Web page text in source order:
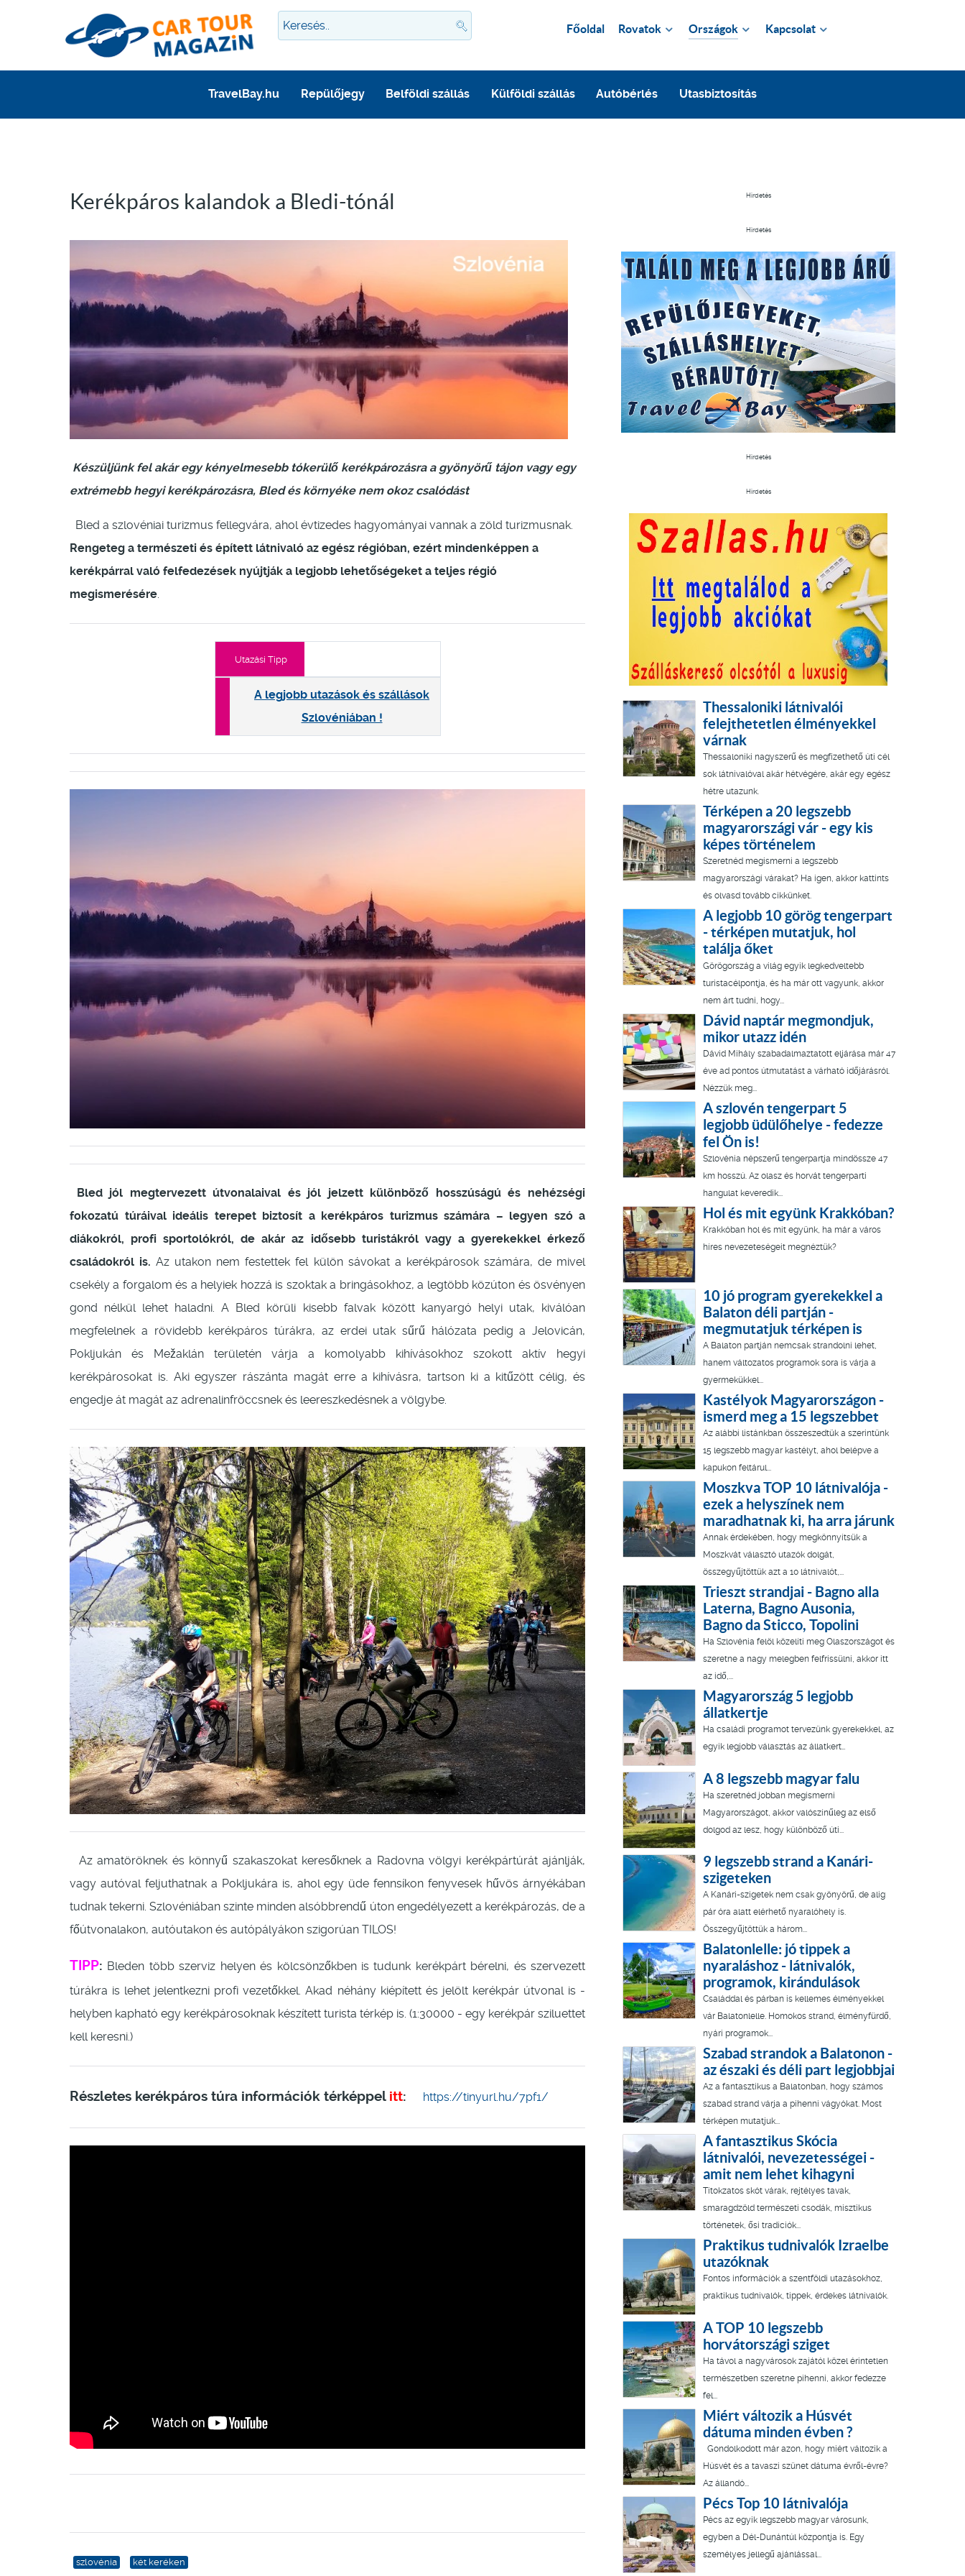
Főoldal Rovatok Országok Kapcsolat
TravelBay.hu Repülőjegy Belföldi szállás Külföldi szállás Autóbérlés Utasbiztosítás
Kerékpáros kalandok a Bledi-tónál
Készüljünk fel akár egy kényelmesebb tókerülő kerékpározásra a gyönyörű tájon vagy egy
extrémebb hegyi kerékpározásra, Bled és környéke nem okoz csalódást
Bled a szlovéniai turizmus fellegvára, ahol évtizedes hagyományai vannak a zöld turizmusnak.
Rengeteg a természeti és épített látnivaló az egész régióban, ezért mindenképpen a
kerékpárral való felfedezések nyújtják a legjobb lehetőségeket a teljes régió
megismerésére.
Utazási Tipp
A legjobb utazások és szállások
Szlovéniában !
Bled jól megtervezett útvonalaival és jól jelzett különböző hosszúságú és nehézségi
fokozatú túráival ideális terepet biztosít a kerékpáros turizmus számára – legyen szó a
diákokról, profi sportolókról, de akár az idősebb turistákról vagy a gyerekekkel érkező
családokról is. Az utakon nem festettek fel külön sávokat a kerékpárosok számára, de mivel
csekély a forgalom és a helyiek hozzá is szoktak a bringásokhoz, a legtöbb közúton és ösvényen
gond nélkül lehet haladni. A Bled körüli kisebb falvak között kanyargó helyi utak, kiválóan
megfelelnek a rövidebb kerékpáros túrákra, az erdei utak sűrű hálózata pedig a Jelovicán,
Pokljukán és Mežaklán területén várja a komolyabb kihívásokhoz szokott aktív hegyi
kerékpárosokat is. Aki egyszer rászánta magát erre a kihívásra, tartson ki a kitűzött célig, és
engedje át magát az adrenalinfröccsnek és leereszkedésnek a völgybe.
Az amatöröknek és könnyű szakaszokat keresőknek a Radovna völgyi kerékpártúrát ajánlják,
vagy autóval feljuthatnak a Pokljukára is, ahol egy üde fennsíkon fenyvesek hűvös árnyékában
tudnak tekerni. Szlovéniában szinte minden alsóbbrendű úton engedélyezett a kerékpározás, de a
főútvonalakon, autóutakon és autópályákon szigorúan TILOS!
TIPP: Bleden több szerviz helyen és kölcsönzőkben is tudunk kerékpárt bérelni, és szervezett
túrákra is lehet jelentkezni profi vezetőkkel. Akad néhány kiépített és jelölt kerékpár útvonal is -
helyben kapható egy kerékpárosoknak készített turista térkép is. (1:30000 - egy kerékpár sziluettet
kell keresni.)
Részletes kerékpáros túra információk térképpel itt: https://tinyurl.hu/7pf1/
szlovénia két keréken
Hirdetés
Hirdetés
Hirdetés
Hirdetés
Thessaloniki látnivalói
felejthetetlen élményekkel
várnak
Thessaloniki nagyszerű és megfizethető úti cél
sok látnivalóval akár hétvégére, akár egy egész
hétre utazunk.
Térképen a 20 legszebb
magyarországi vár - egy kis
képes történelem
Szeretnéd megismerni a legszebb
magyarországi várakat? Ha igen, akkor kattints
és olvasd tovább cikkünket.
A legjobb 10 görög tengerpart
- térképen mutatjuk, hol
találja őket
Görögország a világ egyik legkedveltebb
turistacélpontja, és ha már ott vagyunk, akkor
nem árt tudni, hogy...
Dávid naptár megmondjuk,
mikor utazz idén
Dávid Mihály szabadalmaztatott eljárása már 47
éve ad pontos útmutatást a várható időjárásról.
Nézzük meg...
A szlovén tengerpart 5
legjobb üdülőhelye - fedezze
fel Ön is!
Szlovénia népszerű tengerpartja mindössze 47
km hosszú. Az olasz és horvát tengerparti
hangulat keveredik...
Hol és mit együnk Krakkóban?
Krakkóban hol és mit együnk, ha már a város
híres nevezeteségeit megnéztük?
10 jó program gyerekekkel a
Balaton déli partján -
megmutatjuk térképen is
A Balaton partján nemcsak strandolni lehet,
hanem változatos programok sora is várja a
gyermekükkel...
Kastélyok Magyarországon -
ismerd meg a 15 legszebbet
Az alábbi listánkban összeszedtük a szerintünk
15 legszebb magyar kastélyt, ahol belépve a
kapukon feltárul...
Moszkva TOP 10 látnivalója -
ezek a helyszínek nem
maradhatnak ki, ha arra járunk
Annak érdekében, hogy megkönnyítsük a
Moszkvát választó utazók dolgát,
összegyűjtöttük azt a 10 látnivalót,...
Trieszt strandjai - Bagno alla
Laterna, Bagno Ausonia,
Bagno da Sticco, Topolini
Ha Szlovénia felöl közelíti meg Olaszországot és
szeretne a nagy melegben felfrissülni, akkor itt
az idő,...
Magyarország 5 legjobb
állatkertje
Ha családi programot tervezünk gyerekekkel, az
egyik legjobb választás az állatkert…
A 8 legszebb magyar falu
Ha szeretnéd jobban megismerni
Magyarországot, akkor valószínűleg az első
dolgod az lesz, hogy különböző úti...
9 legszebb strand a Kanári-
szigeteken
A Kanári-szigetek nem csak gyönyörű, de alig
pár óra alatt elérhető nyaralóhely is.
Összegyűjtöttük a három...
Balatonlelle: jó tippek a
nyaraláshoz - látnivalók,
programok, kirándulások
Családdal és párban is kellemes élményekkel
vár Balatonlelle. Homokos strand, élményfürdő,
nyári programok...
Szabad strandok a Balatonon -
az északi és déli part legjobbjai
Az a fantasztikus a Balatonban, hogy számos
szabad strand várja a pihenni vágyókat. Most
térképen mutatjuk...
A fantasztikus Skócia
látnivalói, nevezetességei -
amit nem lehet kihagyni
Titokzatos skót várak, rejtélyes tavak,
smaragdzöld természeti csodák, misztikus
történetek, ősi tradíciók...
Praktikus tudnivalók Izraelbe
utazóknak
Fontos információk a szentföldi utazásokhoz,
praktikus tudnivalók, tippek, érdekes látnivalók.
A TOP 10 legszebb
horvátországi sziget
Ha távol a nagyvárosok zajától közel érintetlen
természetben szeretne pihenni, akkor fedezze
fel...
Miért változik a Húsvét
dátuma minden évben ?
Gondolkodott már azon, hogy miért változik a
Húsvét és a tavaszi szünet dátuma évről-évre?
Az állandó...
Pécs Top 10 látnivalója
Pécs az egyik legszebb magyar városunk,
egyben a Dél-Dunántúl központja is. Egy
személyes jellegű ajánlással...